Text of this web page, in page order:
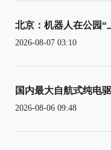
北京：机器人在公园“
2026-08-07 03:10
国内最大自航式纯电
2026-08-06 09:48